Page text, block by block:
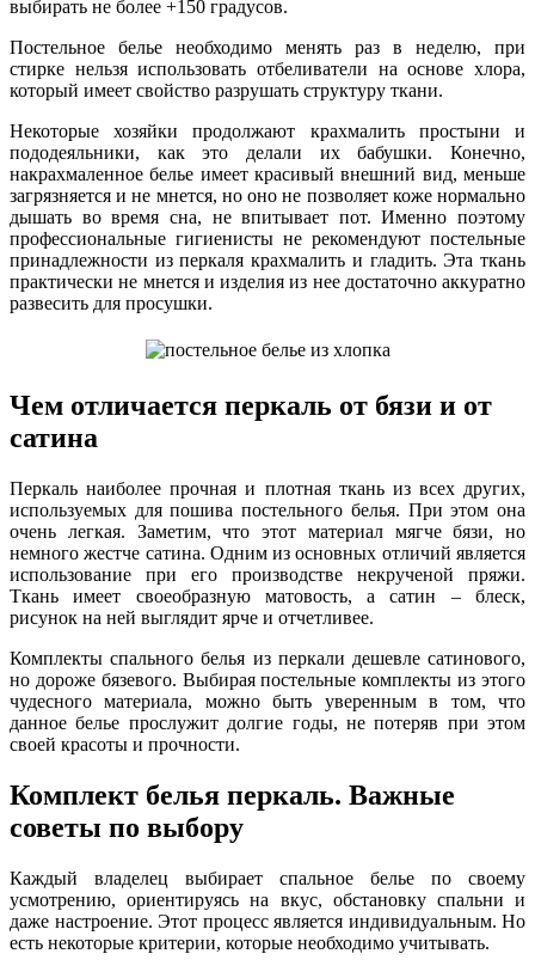
выбирать не более +150 градусов.
Постельное белье необходимо менять раз в неделю, при
стирке нельзя использовать отбеливатели на основе хлора,
который имеет свойство разрушать структуру ткани.
Некоторые хозяйки продолжают крахмалить простыни и
пододеяльники, как это делали их бабушки. Конечно,
накрахмаленное белье имеет красивый внешний вид, меньше
загрязняется и не мнется, но оно не позволяет коже нормально
дышать во время сна, не впитывает пот. Именно поэтому
профессиональные гигиенисты не рекомендуют постельные
принадлежности из перкаля крахмалить и гладить. Эта ткань
практически не мнется и изделия из нее достаточно аккуратно
развесить для просушки.
Чем отличается перкаль от бязи и от
сатина
Перкаль наиболее прочная и плотная ткань из всех других,
используемых для пошива постельного белья. При этом она
очень легкая. Заметим, что этот материал мягче бязи, но
немного жестче сатина. Одним из основных отличий является
использование при его производстве некрученой пряжи.
Ткань имеет своеобразную матовость, а сатин – блеск,
рисунок на ней выглядит ярче и отчетливее.
Комплекты спального белья из перкали дешевле сатинового,
но дороже бязевого. Выбирая постельные комплекты из этого
чудесного материала, можно быть уверенным в том, что
данное белье прослужит долгие годы, не потеряв при этом
своей красоты и прочности.
Комплект белья перкаль. Важные
советы по выбору
Каждый владелец выбирает спальное белье по своему
усмотрению, ориентируясь на вкус, обстановку спальни и
даже настроение. Этот процесс является индивидуальным. Но
есть некоторые критерии, которые необходимо учитывать.